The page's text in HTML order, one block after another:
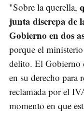
"Sobre la querella,
junta discrepa de
Gobierno en dos
porque el
delito. El Gobierno
en su derecho para
reclamada por el
momento en que